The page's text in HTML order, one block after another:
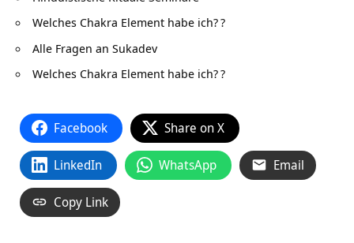
Welches Chakra Element habe ich??
Alle Fragen an Sukadev
Welches Chakra Element habe ich??
Facebook Share on X
LinkedIn WhatsApp Email
Copy Link